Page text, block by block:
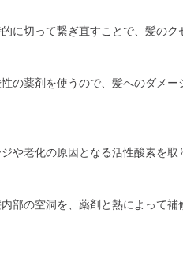
に切って繋ぎ直すことで、髪のク
の薬剤を使うので、髪へのダメー
や老化の原因となる活性酸素を取
部の空洞を、薬剤と熱によって補